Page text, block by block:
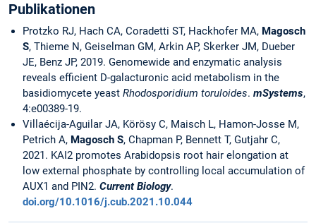
Publikationen
Protzko RJ, Hach CA, Coradetti ST, Hackhofer MA, Magosch
S, Thieme N, Geiselman GM, Arkin AP, Skerker JM, Dueber
JE, Benz JP, 2019. Genomewide and enzymatic analysis
reveals efficient D-galacturonic acid metabolism in the
basidiomycete yeast Rhodosporidium toruloides. mSystems,
4:e00389-19.
Villaécija-Aguilar JA, Körösy C, Maisch L, Hamon-Josse M,
Petrich A, Magosch S, Chapman P, Bennett T, Gutjahr C,
2021. KAI2 promotes Arabidopsis root hair elongation at
low external phosphate by controlling local accumulation of
AUX1 and PIN2. Current Biology.
doi.org/10.1016/j.cub.2021.10.044